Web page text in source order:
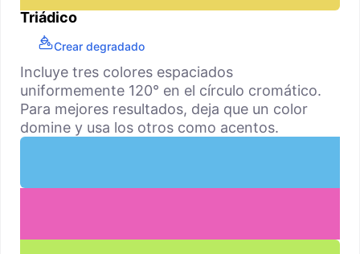
Triádico
Crear degradado
Incluye tres colores espaciados
uniformemente 120° en el círculo cromático.
Para mejores resultados, deja que un color
domine y usa los otros como acentos.